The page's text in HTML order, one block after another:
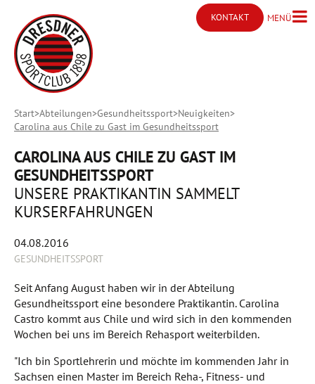
KONTAKT
Kontakt öffnen
MENÜMenü
Start Abteilungen Gesundheitssport Neuigkeiten
Carolina aus Chile zu Gast im Gesundheitssport
CAROLINA AUS CHILE ZU GAST IM
GESUNDHEITSSPORT
UNSERE PRAKTIKANTIN SAMMELT
KURSERFAHRUNGEN
04.08.2016
GESUNDHEITSSPORT
Seit Anfang August haben wir in der Abteilung
Gesundheitssport eine besondere Praktikantin. Carolina
Castro kommt aus Chile und wird sich in den kommenden
Wochen bei uns im Bereich Rehasport weiterbilden.
"Ich bin Sportlehrerin und möchte im kommenden Jahr in
Sachsen einen Master im Bereich Reha-, Fitness- und